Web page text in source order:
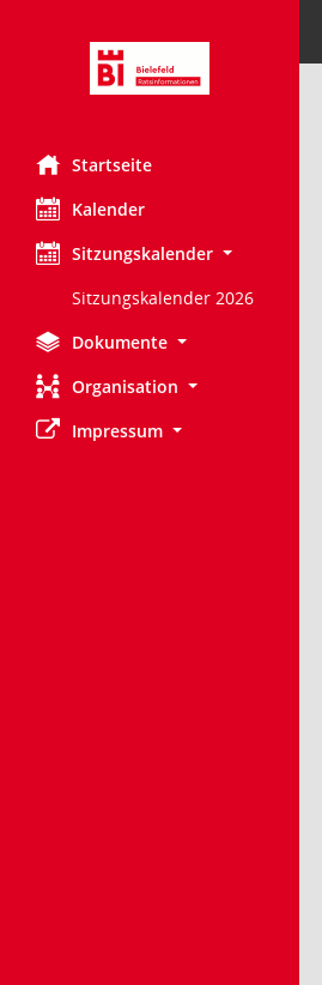
Startseite
Kalender
Sitzungskalender
Sitzungskalender 2026
Dokumente
Organisation
Impressum